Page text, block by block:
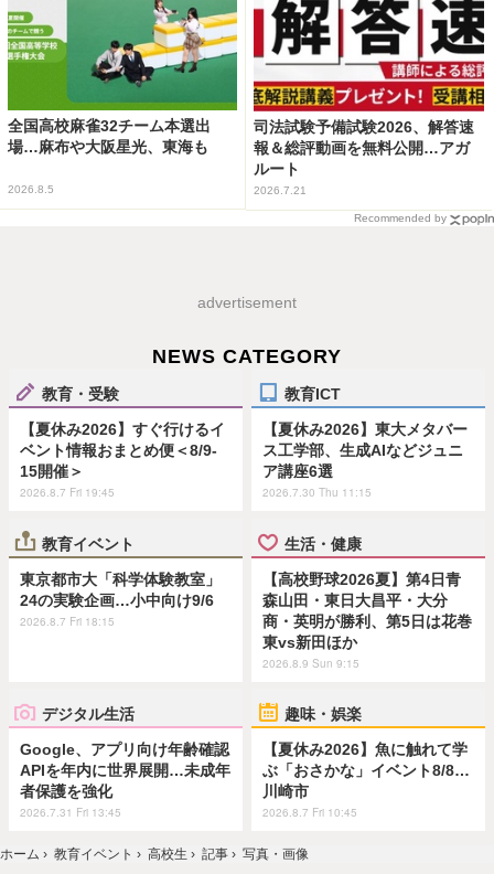
全国高校麻雀32チーム本選出
場…麻布や大阪星光、東海も
2026.8.5
司法試験予備試験2026、解答速
報＆総評動画を無料公開…アガ
ルート
2026.7.21
Recommended by
advertisement
NEWS CATEGORY
教育・受験
【夏休み2026】すぐ行けるイ
ベント情報おまとめ便＜8/9-
15開催＞
2026.8.7 Fri 19:45
教育ICT
【夏休み2026】東大メタバー
ス工学部、生成AIなどジュニ
ア講座6選
2026.7.30 Thu 11:15
教育イベント
東京都市大「科学体験教室」
24の実験企画…小中向け9/6
2026.8.7 Fri 18:15
生活・健康
【高校野球2026夏】第4日青
森山田・東日大昌平・大分
商・英明が勝利、第5日は花巻
東vs新田ほか
2026.8.9 Sun 9:15
デジタル生活
Google、アプリ向け年齢確認
APIを年内に世界展開…未成年
者保護を強化
2026.7.31 Fri 13:45
趣味・娯楽
【夏休み2026】魚に触れて学
ぶ「おさかな」イベント8/8…
川崎市
2026.8.7 Fri 10:45
ホーム › 教育イベント › 高校生 › 記事 › 写真・画像